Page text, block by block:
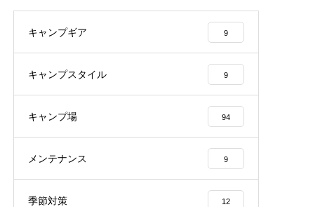
キャンプギア 9
キャンプスタイル 9
キャンプ場 94
メンテナンス 9
季節対策 12